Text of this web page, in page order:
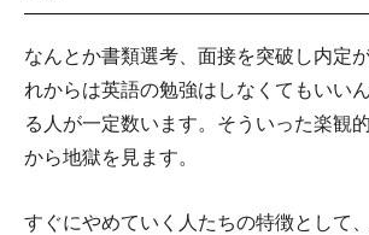
なんとか書類選考、面接を突破し内定
れからは英語の勉強はしなくてもいい
る人が一定数います。そういった楽観
から地獄を見ます。
すぐにやめていく人たちの特徴として